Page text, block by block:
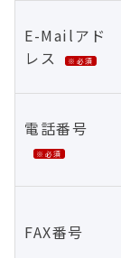
E-Mailアド
レス
※必須
電話番号
※必須
FAX番号